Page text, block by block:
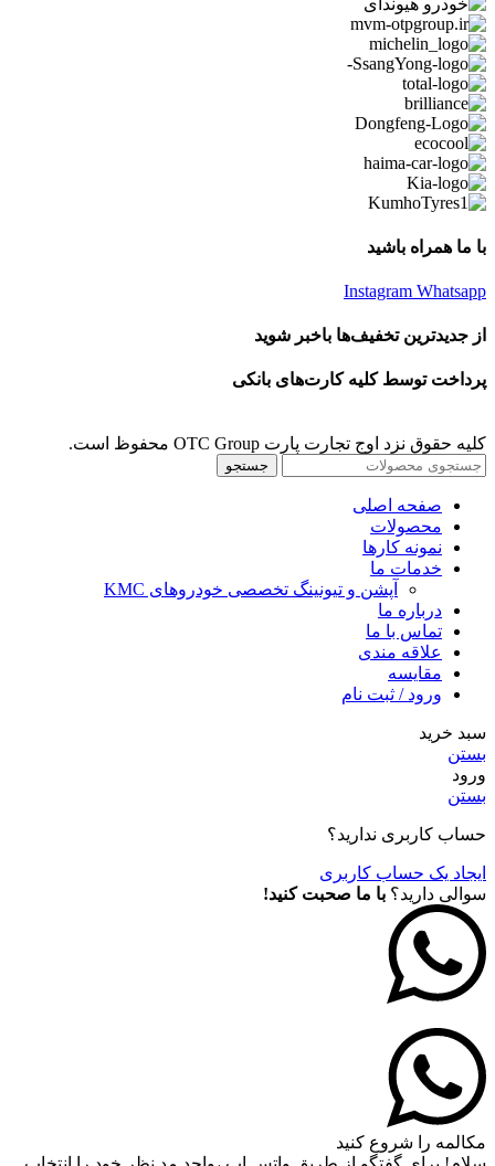
با ما همراه باشید
Instagram Whatsapp
از جدیدترین تخفیف‌ها باخبر شوید
پرداخت توسط کلیه کارت‌های بانکی
کلیه حقوق نزد اوج تجارت پارت OTC Group محفوظ است.
جستجو
صفحه اصلی
محصولات
نمونه کارها
خدمات ما
آپشن و تیونینگ تخصصی خودروهای KMC
درباره ما
تماس با ما
علاقه مندی
مقايسه
ورود / ثبت نام
سبد خرید
بستن
ورود
بستن
حساب کاربری ندارید؟
ایجاد یک حساب کاربری
سوالی دارید؟ با ما صحبت کنید!
مکالمه را شروع کنید